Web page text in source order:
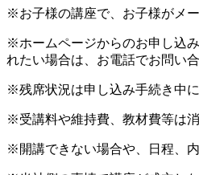
※お子様の講座で、お子様がメ
※ホームページからのお申し込
れたい場合は、お電話でお問い
※残席状況は申し込み手続き中
※受講料や維持費、教材費等は
※開講できない場合や、日程、